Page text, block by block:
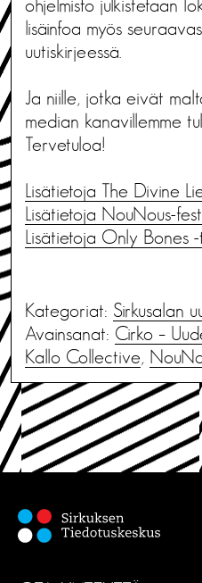
ohjelmisto julkistetaan
lisäinfoa myös
uutiskirjeessä.
Ja niille, jotka eivät
median kanavillemme
Tervetuloa!
Lisätietoja The Divine
Lisätietoja NouNous-
Lisätietoja Only Bones
Kategoriat: Sirkusalan
Avainsanat: Cirko –
Kallo Collective,